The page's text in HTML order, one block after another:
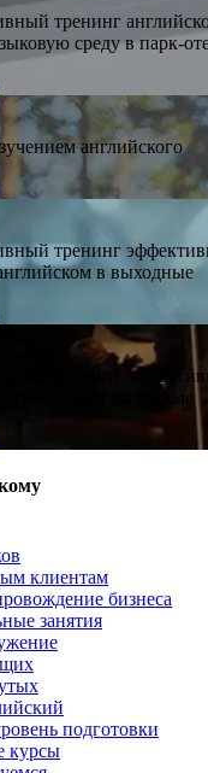
тренинг
среду в парк-
английского
тренинг
в выходные
тренинг
в выходные
клиентам
бизнеса
занятия
подготовки
курсы